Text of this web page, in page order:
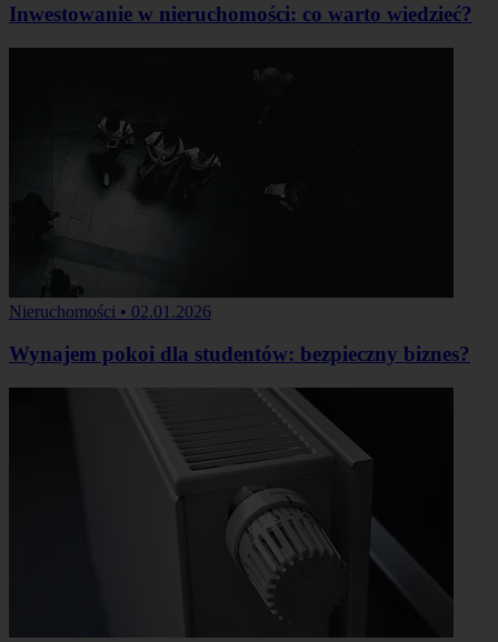
Inwestowanie w nieruchomości: co warto wiedzieć?
Nieruchomości • 02.01.2026
Wynajem pokoi dla studentów: bezpieczny biznes?